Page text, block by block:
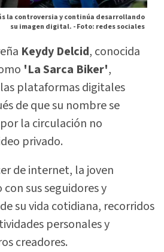
la controversia y continúa desarrollando
su imagen digital. -Foto: redes sociales
Keydy Delcid, conocida
'La Sarca Biker',
plataformas digitales
de que su nombre se
la circulación no
privado.
de internet, la joven
sus seguidores y
su vida cotidiana, recorridos
personales y
creadores.